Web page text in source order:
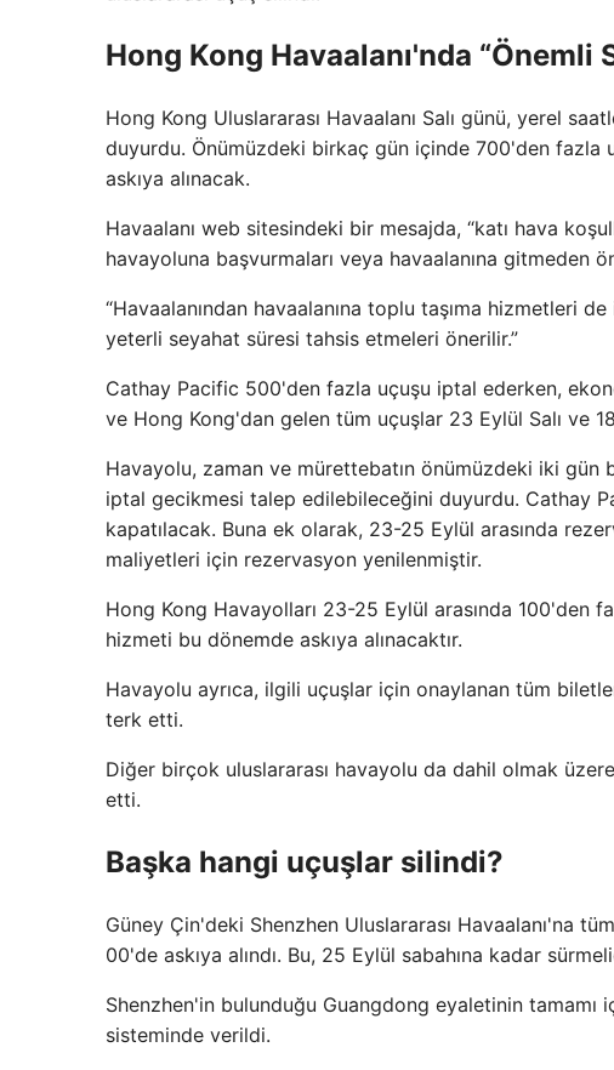
Hong Kong Havaalanı'nda “Önemli
Hong Kong Uluslararası Havaalanı Salı günü, yerel
duyurdu. Önümüzdeki birkaç gün içinde 700'den
askıya alınacak.
Havaalanı web sitesindeki bir mesajda, “katı hava
havayoluna başvurmaları veya havaalanına gitmeden
“Havaalanından havaalanına toplu taşıma hizmetleri
yeterli seyahat süresi tahsis etmeleri önerilir.”
Cathay Pacific 500'den fazla uçuşu iptal ederken,
ve Hong Kong'dan gelen tüm uçuşlar 23 Eylül Salı ve
Havayolu, zaman ve mürettebatın önümüzdeki iki
iptal gecikmesi talep edilebileceğini duyurdu. Cathay
kapatılacak. Buna ek olarak, 23-25 ​​Eylül arasında
maliyetleri için rezervasyon yenilenmiştir.
Hong Kong Havayolları 23-25 ​​Eylül arasında 100'den
hizmeti bu dönemde askıya alınacaktır.
Havayolu ayrıca, ilgili uçuşlar için onaylanan tüm
terk etti.
Diğer birçok uluslararası havayolu da dahil olmak
etti.
Başka hangi uçuşlar silindi?
Güney Çin'deki Shenzhen Uluslararası Havaalanı'na
00'de askıya alındı. Bu, 25 Eylül sabahına kadar
Shenzhen'in bulunduğu Guangdong eyaletinin
sisteminde verildi.